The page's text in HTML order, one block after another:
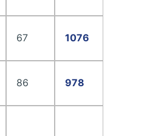
67 1076
86 978